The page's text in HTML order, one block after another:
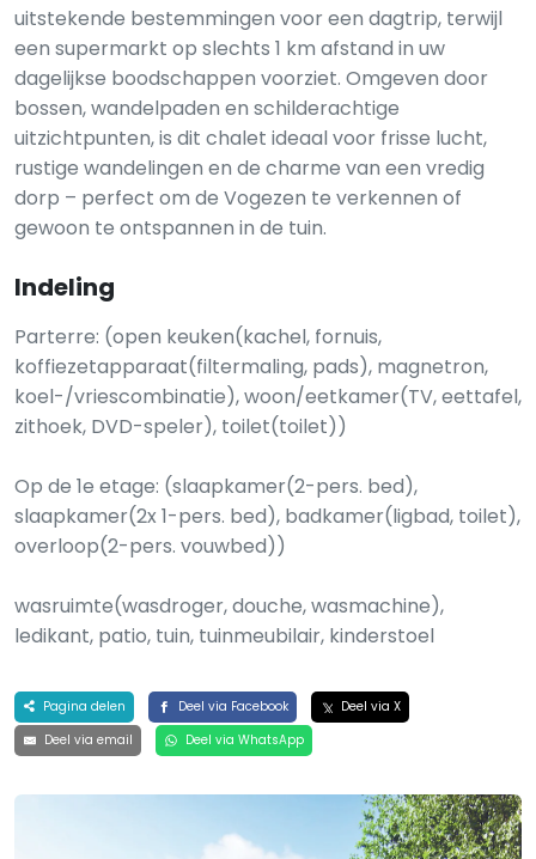
uitstekende bestemmingen voor een dagtrip, terwijl
een supermarkt op slechts 1 km afstand in uw
dagelijkse boodschappen voorziet. Omgeven door
bossen, wandelpaden en schilderachtige
uitzichtpunten, is dit chalet ideaal voor frisse lucht,
rustige wandelingen en de charme van een vredig
dorp – perfect om de Vogezen te verkennen of
gewoon te ontspannen in de tuin.
Indeling
Parterre: (open keuken(kachel, fornuis,
koffiezetapparaat(filtermaling, pads), magnetron,
koel-/vriescombinatie), woon/eetkamer(TV, eettafel,
zithoek, DVD-speler), toilet(toilet))
Op de 1e etage: (slaapkamer(2-pers. bed),
slaapkamer(2x 1-pers. bed), badkamer(ligbad, toilet),
overloop(2-pers. vouwbed))
wasruimte(wasdroger, douche, wasmachine),
ledikant, patio, tuin, tuinmeubilair, kinderstoel
Pagina delen Deel via Facebook
Deel via X
Deel via email
Deel via WhatsApp